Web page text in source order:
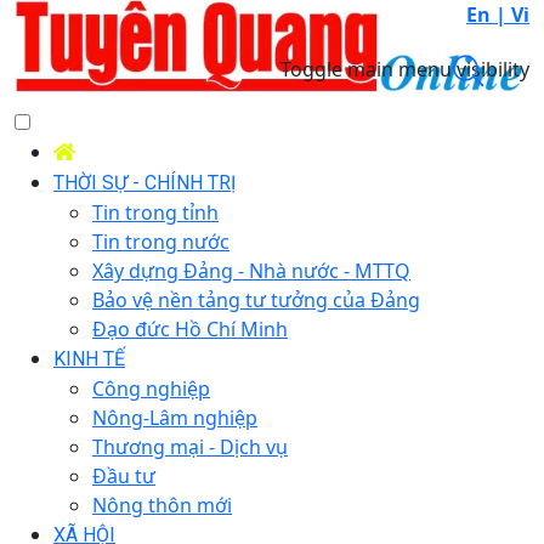
En | Vi
Toggle main menu visibility
THỜI SỰ - CHÍNH TRỊ
Tin trong tỉnh
Tin trong nước
Xây dựng Đảng - Nhà nước - MTTQ
Bảo vệ nền tảng tư tưởng của Đảng
Đạo đức Hồ Chí Minh
KINH TẾ
Công nghiệp
Nông-Lâm nghiệp
Thương mại - Dịch vụ
Đầu tư
Nông thôn mới
XÃ HỘI